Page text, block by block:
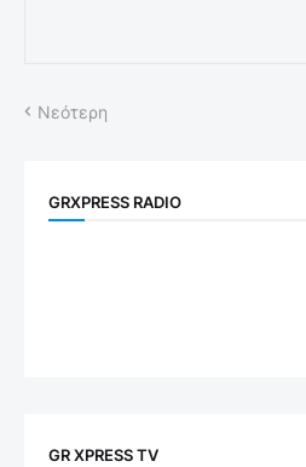
Νεότερη
GRXPRESS RADIO
GR XPRESS TV